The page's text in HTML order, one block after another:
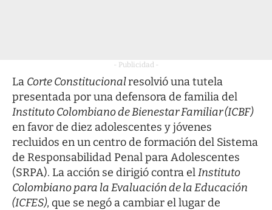
- Publicidad -
La Corte Constitucionalresolvió una tutela
presentada por una defensora de familia del
Instituto Colombiano de Bienestar Familiar (ICBF)
en favor de diez adolescentes y jóvenes
recluidos en un centro de formación del Sistema
de Responsabilidad Penal para Adolescentes
(SRPA). La acción se dirigió contra elInstituto
Colombiano para la Evaluación de la Educación
(ICFES), que se negó a cambiar el lugar de